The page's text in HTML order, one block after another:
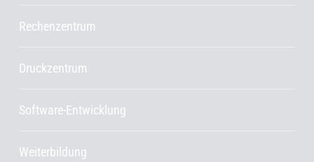
Rechenzentrum
Druckzentrum
Software-Entwicklung
Weiterbildung